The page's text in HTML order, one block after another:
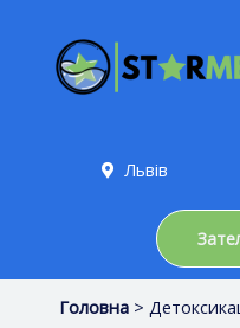
Львів
Головна >